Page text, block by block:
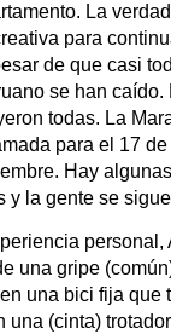
La
para
de que casi
se han caído.
todas. La
para el 17
Hay
y la gente se
personal,
una gripe
una bici fija que
una (cinta)